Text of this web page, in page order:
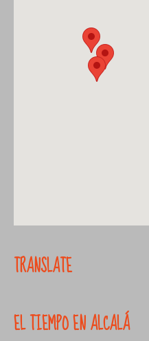
TRANSLATE
EL TIEMPO EN ALCALÁ